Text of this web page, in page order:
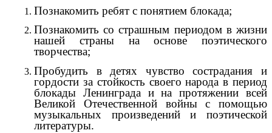
Познакомить ребят с понятием блокада;
Познакомить со страшным периодом в жизни
нашей страны на основе поэтического
творчества;
Пробудить в детях чувство сострадания и
гордости за стойкость своего народа в период
блокады Ленинграда и на протяжении всей
Великой Отечественной войны с помощью
музыкальных произведений и поэтической
литературы.